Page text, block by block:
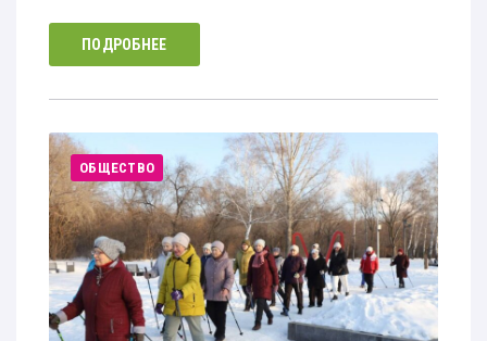
ПОДРОБНЕЕ
ОБЩЕСТВО